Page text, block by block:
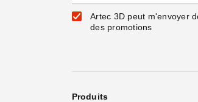
Artec 3D peut m'envoyer
des promotions
Produits